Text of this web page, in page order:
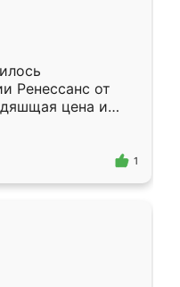
Ренессанс от
цена и
Приехавший
самый
1